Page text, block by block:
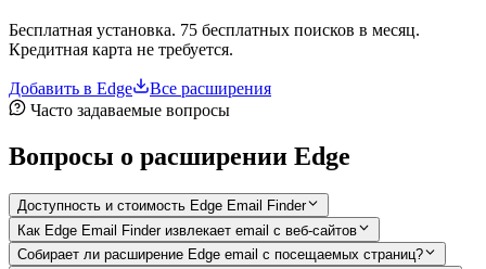
Бесплатная установка. 75 бесплатных поисков в месяц.
Кредитная карта не требуется.
Добавить в Edge
Все расширения
Часто задаваемые вопросы
Вопросы о расширении Edge
Доступность и стоимость Edge Email Finder
Как Edge Email Finder извлекает email с веб-сайтов
Собирает ли расширение Edge email с посещаемых страниц?